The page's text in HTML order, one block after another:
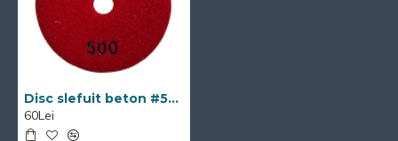
Disc slefuit beton #500 Visoli
60Lei